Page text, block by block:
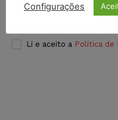
Li e aceito a Política de
Configurações